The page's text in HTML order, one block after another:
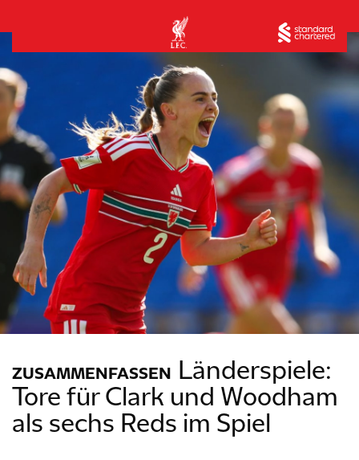
ZUSAMMENFASSEN
Länderspiele:
Tore für Clark und Woodham
als sechs Reds im Spiel